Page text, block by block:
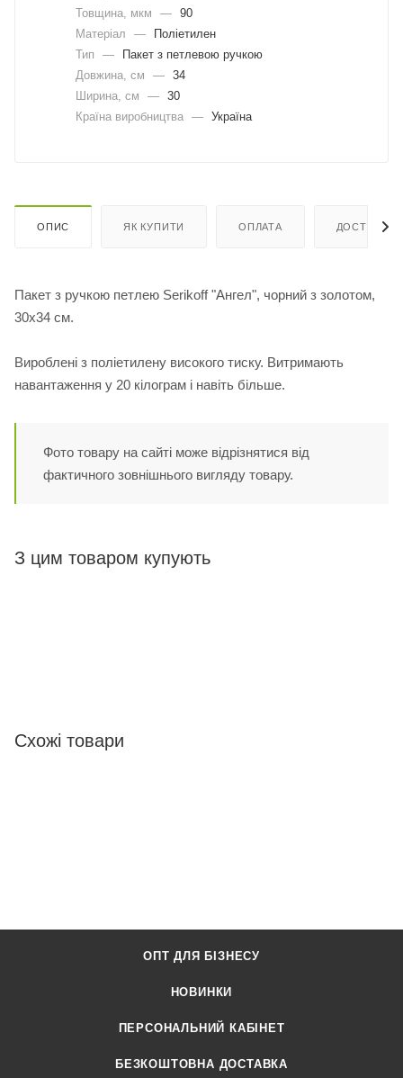
Товщина, мкм
— 90
Матеріал
—
Поліетилен
Тип
—
Пакет з петлевою ручкою
Довжина, cм
— 34
Ширина, cм
— 30
Країна виробництва — Україна
ОПИС ЯК КУПИТИ ОПЛАТА ДОСТАВКА
Пакет з ручкою петлею Serikoff "Ангел", чорний з золотом,
30х34 см.
Вироблені з поліетилену високого тиску. Витримають
навантаження у 20 кілограм і навіть більше.
Фото товару на сайті може відрізнятися від
фактичного зовнішнього вигляду товару.
З цим товаром купують
Схожі товари
ОПТ ДЛЯ БІЗНЕСУ
НОВИНКИ
ПЕРСОНАЛЬНИЙ КАБІНЕТ
БЕЗКОШТОВНА ДОСТАВКА